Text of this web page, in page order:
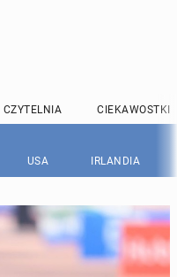
CZYTELNIA CIEKAWOSTKI
USA IRLANDIA